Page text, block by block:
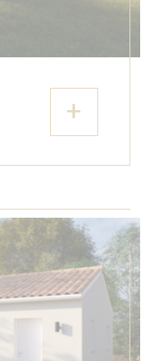
+